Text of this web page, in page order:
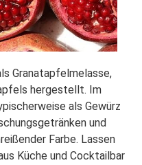
Granatapfelmelasse,
hergestellt. Im
als Gewürz
und
Farbe. Lassen
Küche und Cocktailbar